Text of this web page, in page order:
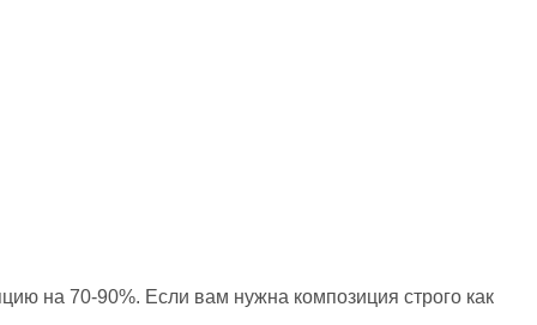
на 70-90%. Если вам нужна композиция строго как